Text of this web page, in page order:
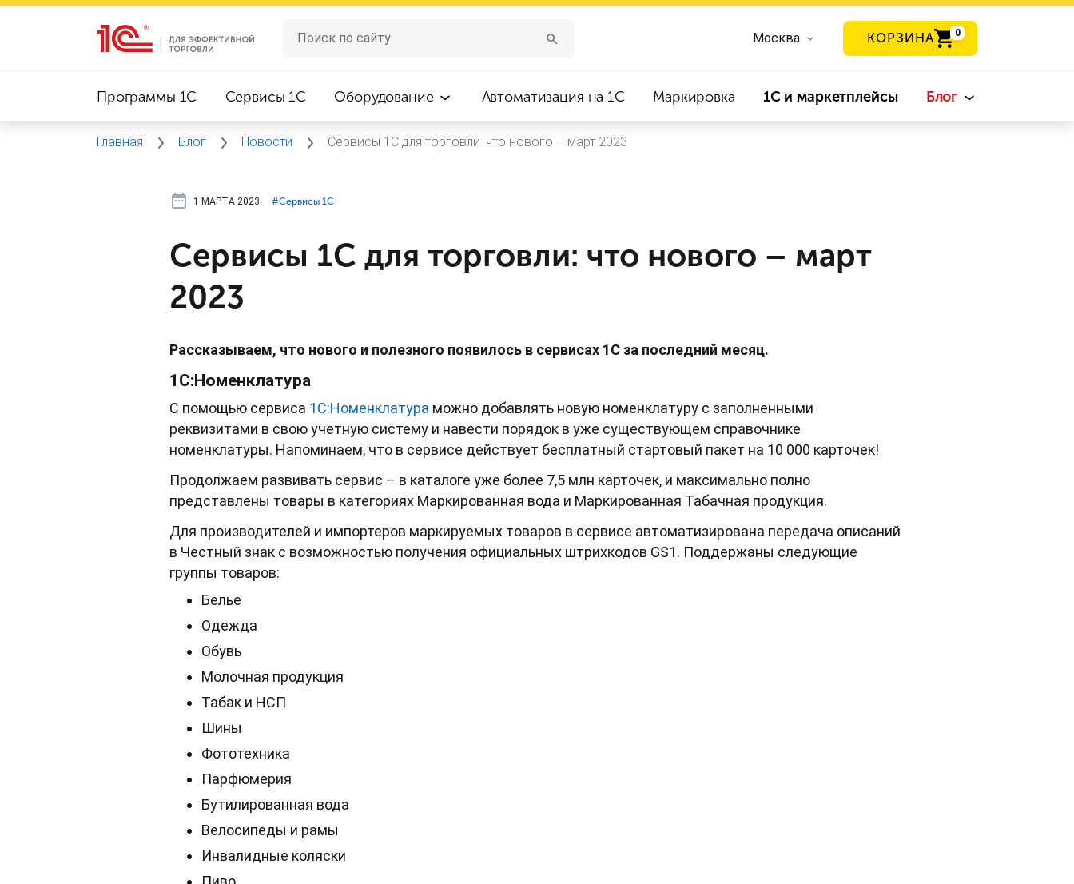
Москва КОРЗИНА 0
Программы 1C Сервисы 1C Оборудование Автоматизация на 1С Маркировка 1С и маркетплейсы Блог
Главная Блог Новости Сервисы 1С для торговли: что нового – март 2023
1 МАРТА 2023 #⁣Сервисы 1С
Сервисы 1С для торговли: что нового – март
2023
Рассказываем, что нового и полезного появилось в сервисах 1С за последний месяц.
1С:Номенклатура
С помощью сервиса 1С:Номенклатура можно добавлять новую номенклатуру с заполненными
реквизитами в свою учетную систему и навести порядок в уже существующем справочнике
номенклатуры. Напоминаем, что в сервисе действует бесплатный стартовый пакет на 10 000 карточек!
Продолжаем развивать сервис – в каталоге уже более 7,5 млн карточек, и максимально полно
представлены товары в категориях Маркированная вода и Маркированная Табачная продукция.
Для производителей и импортеров маркируемых товаров в сервисе автоматизирована передача описаний
в Честный знак с возможностью получения официальных штрихкодов GS1. Поддержаны следующие
группы товаров:
Белье
Одежда
Обувь
Молочная продукция
Табак и НСП
Шины
Фототехника
Парфюмерия
Бутилированная вода
Велосипеды и рамы
Инвалидные коляски